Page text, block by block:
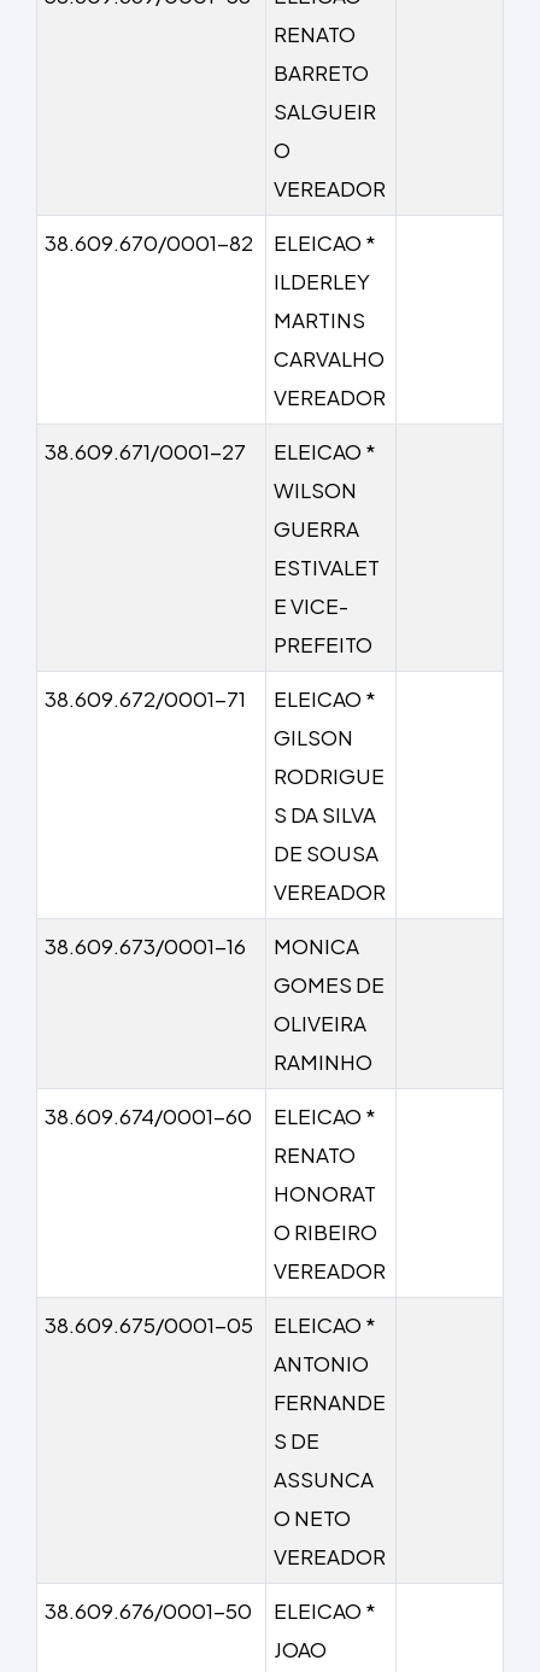
RENATO
BARRETO
SALGUEIR
O
VEREADOR
38.609.670/0001-82
ELEICAO *
ILDERLEY
MARTINS
CARVALHO
VEREADOR
38.609.671/0001-27
ELEICAO *
WILSON
GUERRA
ESTIVALET
E VICE-
PREFEITO
38.609.672/0001-71
ELEICAO *
GILSON
RODRIGUE
S DA SILVA
DE SOUSA
VEREADOR
38.609.673/0001-16
MONICA
GOMES DE
OLIVEIRA
RAMINHO
38.609.674/0001-60
ELEICAO *
RENATO
HONORAT
O RIBEIRO
VEREADOR
38.609.675/0001-05
ELEICAO *
ANTONIO
FERNANDE
S DE
ASSUNCA
O NETO
VEREADOR
38.609.676/0001-50
ELEICAO *
JOAO